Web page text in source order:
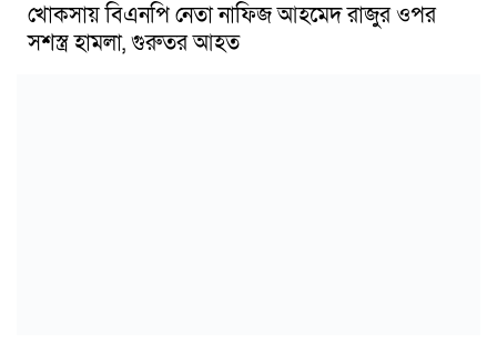
খোকসায় বিএনপি নেতা নাফিজ আহমেদ রাজুর ওপর
সশস্ত্র হামলা, গুরুতর আহত